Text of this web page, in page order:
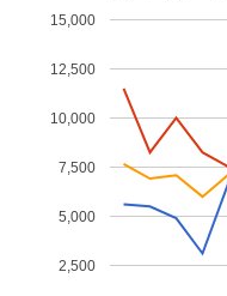
2,500
5,000
7,500
10,000
12,500
15,000